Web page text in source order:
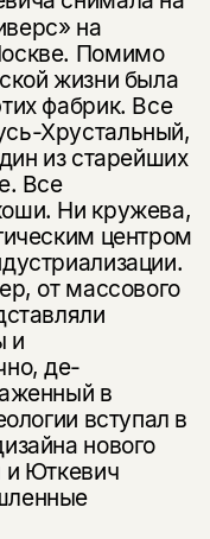
на
Помимо
жизни была
фабрик. Все
Хрустальный,
из старейших
Все
Ни кружева,
центром
от массового
и
де­
в
вступал в
нового
и Юткевич